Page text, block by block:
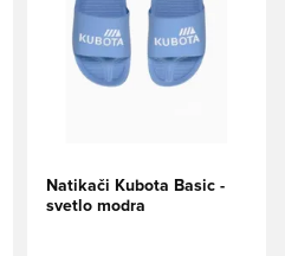
Natikači Kubota Basic -
svetlo modra